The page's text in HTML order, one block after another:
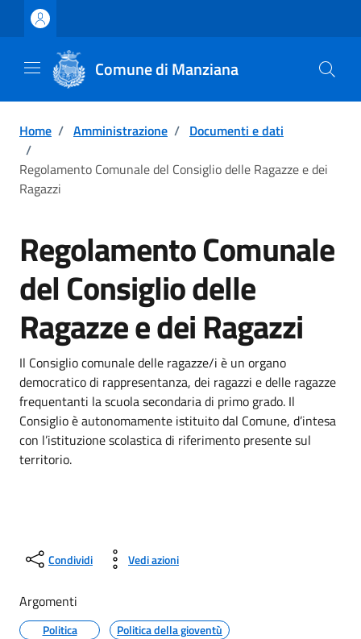
Vai ai contenuti
Vai al footer
Comune di Manziana
Home / Amministrazione / Documenti e dati
/
Regolamento Comunale del Consiglio delle Ragazze e dei
Ragazzi
Regolamento Comunale
del Consiglio delle
Ragazze e dei Ragazzi
Il Consiglio comunale delle ragazze/i è un organo
democratico di rappresentanza, dei ragazzi e delle ragazze
frequentanti la scuola secondaria di primo grado. Il
Consiglio è autonomamente istituito dal Comune, d’intesa
con l’istituzione scolastica di riferimento presente sul
territorio.
Condividi Vedi azioni
Argomenti
Politica Politica della gioventù